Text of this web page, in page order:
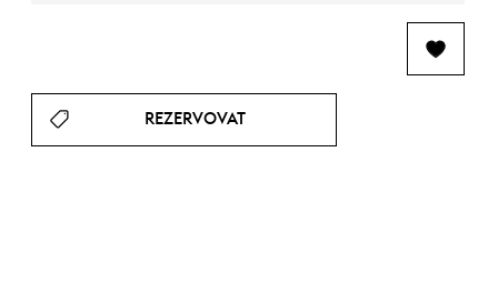
REZERVOVAT